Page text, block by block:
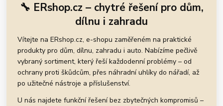
🔧 ERshop.cz – chytré řešení pro dům,
dílnu i zahradu
Vítejte na ERshop.cz, e-shopu zaměřeném na praktické
produkty pro dům, dílnu, zahradu i auto. Nabízíme pečlivě
vybraný sortiment, který řeší každodenní problémy – od
ochrany proti škůdcům, přes náhradní uhlíky do nářadí, až
po užitečné nástroje a příslušenství.
U nás najdete funkční řešení bez zbytečných kompromisů –